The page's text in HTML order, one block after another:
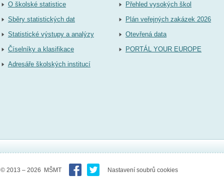
O školské statistice
Sběry statistických dat
Statistické výstupy a analýzy
Číselníky a klasifikace
Adresáře školských institucí
Přehled vysokých škol
Plán veřejných zakázek 2026
Otevřená data
PORTÁL YOUR EUROPE
© 2013 – 2026 MŠMT Nastavení soubrů cookies